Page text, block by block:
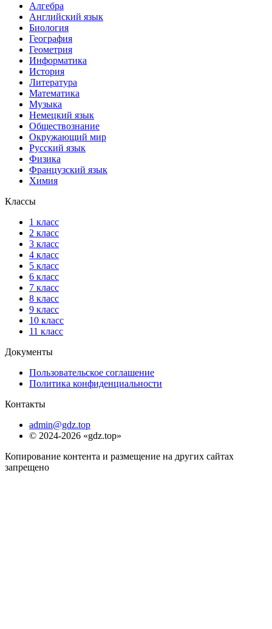
Алгебра
Английский язык
Биология
География
Геометрия
Информатика
История
Литература
Математика
Музыка
Немецкий язык
Обществознание
Окружающий мир
Русский язык
Физика
Французский язык
Химия
Классы
1 класс
2 класс
3 класс
4 класс
5 класс
6 класс
7 класс
8 класс
9 класс
10 класс
11 класс
Документы
Пользовательское соглашение
Политика конфиденциальности
Контакты
admin@gdz.top
© 2024-2026 «gdz.top»
Копирование контента и размещение на других сайтах
запрещено